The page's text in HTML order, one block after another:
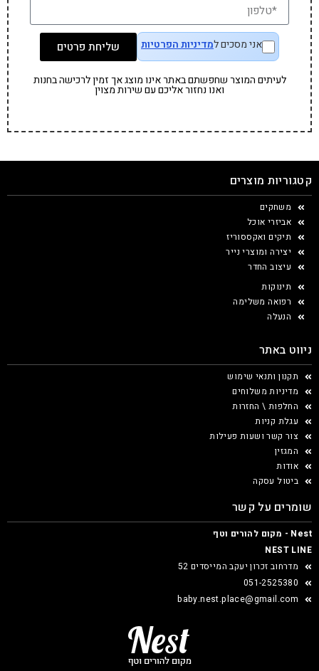
אני מסכים למדיניות הפרטיות שליחת פרטים
לעיתים המוצר שחפשתם באתר אינו מוצג אך זמין לרכישה בחנות
ואנו נחזור אליכם עם שירות מצוין
קטגוריות מוצרים
משחקים
אביזרי אוכל
תיקים ואקססוריז
יצירה ומוצרי נייר
עיצוב החדר
תינוקות
רפואה משלימה
הנעלה
ניווט באתר
תקנון ותנאי שימוש
מדיניות משלוחים
החלפות \ החזרות
עגלת קניות
צור קשר ושעות פעילות
המגזין
אודות
ביטול עסקה
שומרים על קשר
Nest - מקום להורים וטף
NEST LINE
מדרחוב זכרון יעקב המייסדים 52
051-2525380
baby.nest.place@gmail.com